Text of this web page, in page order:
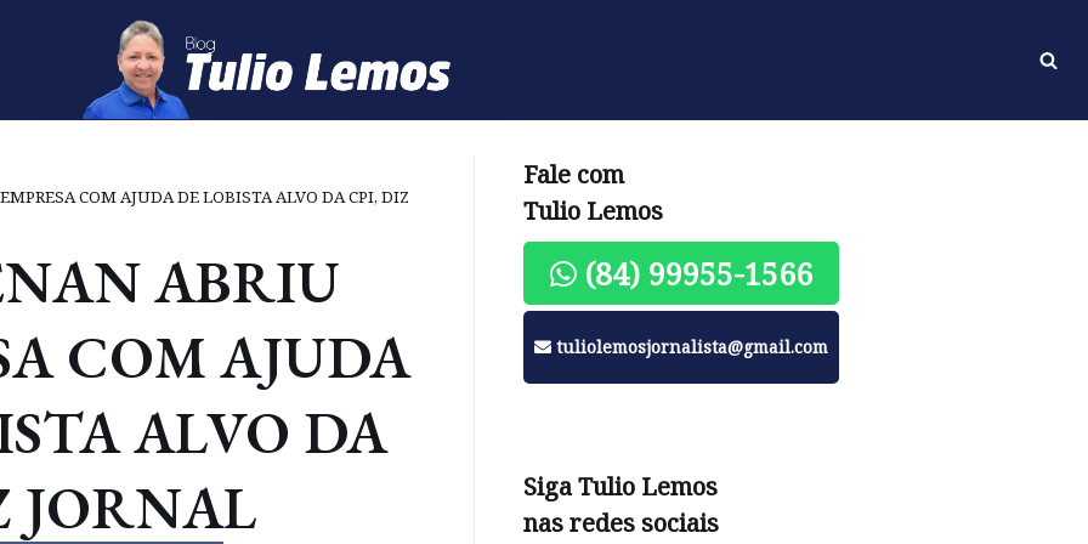
COM AJUDA DE LOBISTA ALVO DA CPI, DIZ
ABRIU
COM AJUDA
ALVO DA
JORNAL
Fale com
Tulio Lemos
(84) 99955-1566
tuliolemosjornalista@gmail.com
Siga Tulio Lemos
nas redes sociais